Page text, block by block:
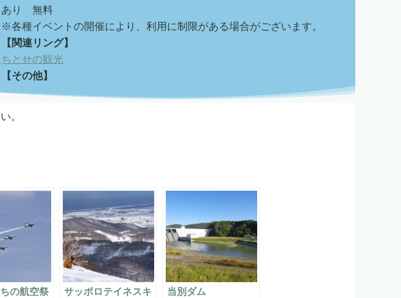
あり 無料
※各種イベントの開催により、利用に制限がある場合がございます。
【関連リング】
ちとせの観光
【その他】
。
の航空祭
サッポロテイネスキ
当別ダム